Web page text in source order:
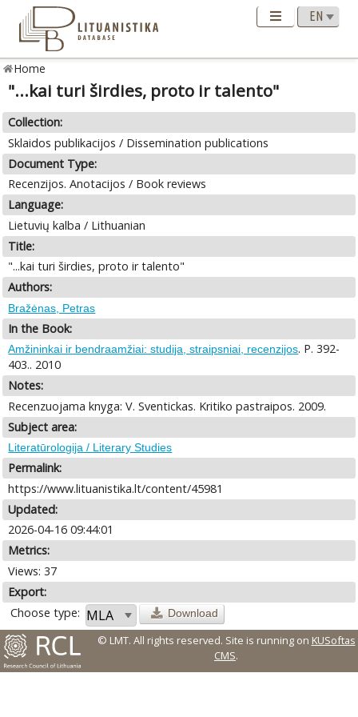
Home
"...kai turi širdies, proto ir talento"
Collection:
Sklaidos publikacijos / Dissemination publications
Document Type:
Recenzijos. Anotacijos / Book reviews
Language:
Lietuvių kalba / Lithuanian
Title:
"...kai turi širdies, proto ir talento"
Authors:
Bražėnas, Petras
In the Book:
Amžininkai ir bendraamžiai: studija, straipsniai, recenzijos. P. 392-
403.. 2010
Notes:
Recenzuojama knyga: V. Sventickas. Kritiko pastraipos. 2009.
Subject area:
Literatūrologija / Literary Studies
Permalink:
https://www.lituanistika.lt/content/45981
Updated:
2026-04-16 09:44:01
Metrics:
Views: 37
Export:
Choose type:
Download
© LMT. All rights reserved. Site is running on KUSoftas
CMS.